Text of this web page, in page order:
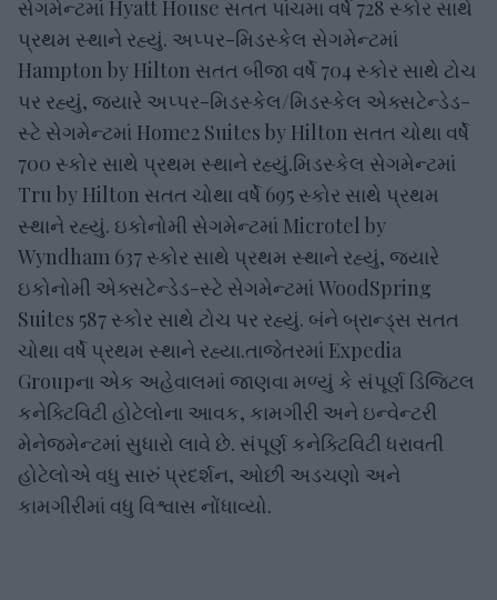
સેગમેન્ટમાં Hyatt House સતત પાંચમા વર્ષે 728 સ્કોર સાથે
પ્રથમ સ્થાને રહ્યું. અપ્પર-મિડસ્કેલ સેગમેન્ટમાં
Hampton by Hilton સતત બીજા વર્ષે 704 સ્કોર સાથે ટોચ
પર રહ્યું, જ્યારે અપ્પર-મિડસ્કેલ/મિડસ્કેલ એક્સટેન્ડેડ-
સ્ટે સેગમેન્ટમાં Home2 Suites by Hilton સતત ચોથા વર્ષે
700 સ્કોર સાથે પ્રથમ સ્થાને રહ્યું.મિડસ્કેલ સેગમેન્ટમાં
Tru by Hilton સતત ચોથા વર્ષે 695 સ્કોર સાથે પ્રથમ
સ્થાને રહ્યું. ઇકોનોમી સેગમેન્ટમાં Microtel by
Wyndham 637 સ્કોર સાથે પ્રથમ સ્થાને રહ્યું, જ્યારે
ઇકોનોમી એક્સટેન્ડેડ-સ્ટે સેગમેન્ટમાં WoodSpring
Suites 587 સ્કોર સાથે ટોચ પર રહ્યું. બંને બ્રાન્ડ્સ સતત
ચોથા વર્ષે પ્રથમ સ્થાને રહ્યા.તાજેતરમાં Expedia
Groupના એક અહેવાલમાં જાણવા મળ્યું કે સંપૂર્ણ ડિજિટલ
કનેક્ટિવિટી હોટેલોના આવક, કામગીરી અને ઇન્વેન્ટરી
મેનેજમેન્ટમાં સુધારો લાવે છે. સંપૂર્ણ કનેક્ટિવિટી ધરાવતી
હોટેલોએ વધુ સારું પ્રદર્શન, ઓછી અડચણો અને
કામગીરીમાં વધુ વિશ્વાસ નોંધાવ્યો.